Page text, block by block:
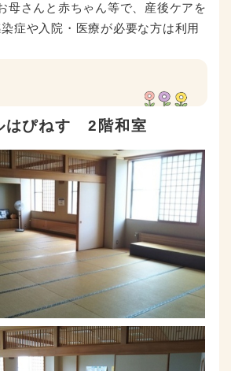
母さんと赤ちゃん等で、産後ケアを
症や入院・医療が必要な方は利用
はぴねす 2階和室